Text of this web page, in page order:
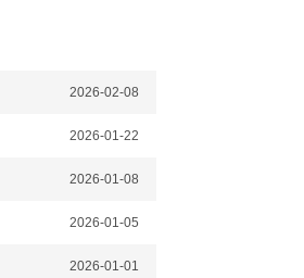
2026-02-08
2026-01-22
2026-01-08
2026-01-05
2026-01-01